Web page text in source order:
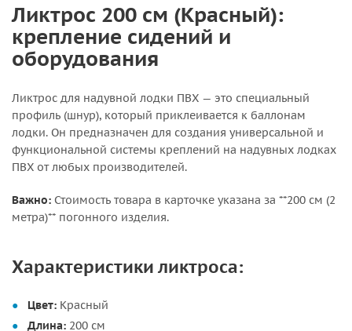
Ликтрос 200 см (Красный):
крепление сидений и
оборудования
Ликтрос для надувной лодки ПВХ — это специальный
профиль (шнур), который приклеивается к баллонам
лодки. Он предназначен для создания универсальной и
функциональной системы креплений на надувных лодках
ПВХ от любых производителей.
Важно: Стоимость товара в карточке указана за **200 см (2
метра)** погонного изделия.
Характеристики ликтроса:
Цвет: Красный
Длина: 200 см